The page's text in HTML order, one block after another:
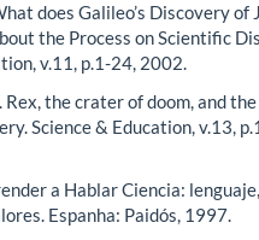
does Galileo’s Discovery of
the Process on Scientific
v.11, p.1-24, 2002.
Rex, the crater of doom, and
Science & Education, v.13,
a Hablar Ciencia: lenguaje,
Espanha: Paidós, 1997.